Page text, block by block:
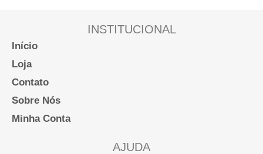
INSTITUCIONAL
Início
Loja
Contato
Sobre Nós
Minha Conta
AJUDA